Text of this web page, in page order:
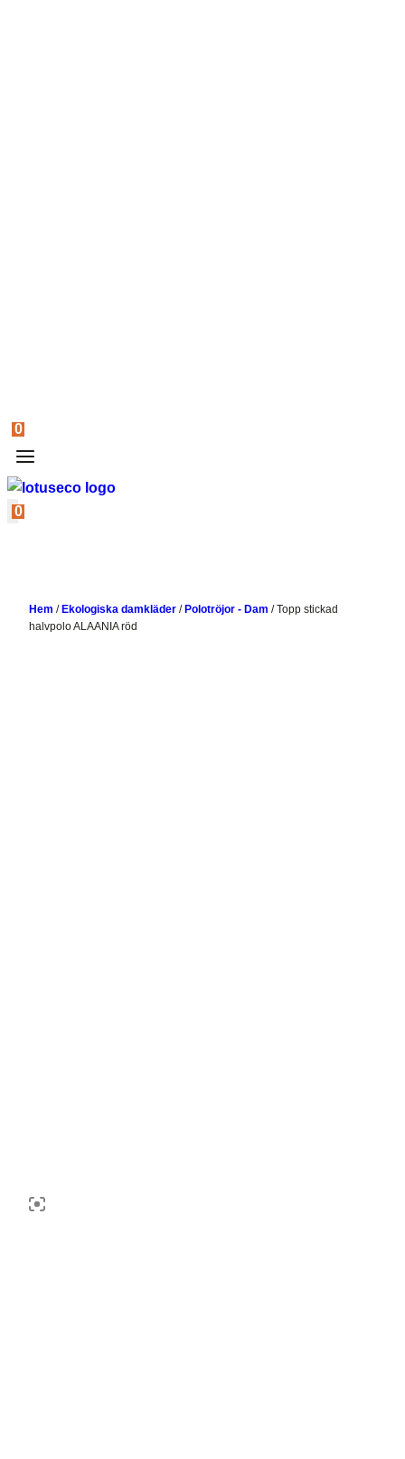
0
0
Hem / Ekologiska damkläder / Polotröjor - Dam /Topp stickad
halvpolo ALAANIA röd